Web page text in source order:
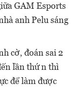
GAM Esports
anh Pelu sáng
cờ, đoán sai 2
lần thứ n thì
để làm được